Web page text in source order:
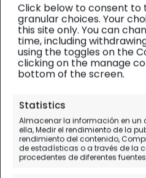
Click below to consent to
granular choices. Your
this site only. You can
time, including
using the toggles on the
clicking on the manage
bottom of the screen.
Statistics
Almacenar la información en un
ella, Medir el rendimiento de la
rendimiento del contenido,
de estadísticas o a través de la
procedentes de diferentes
Jabal